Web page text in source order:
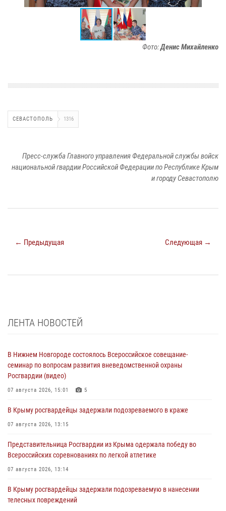
Фото:Денис Михайленко
СЕВАСТОПОЛЬ 1316
Пресс-служба Главного управления Федеральной службы войск
национальной гвардии Российской Федерации по Республике Крым
и городу Севастополю
← Предыдущая Следующая →
ЛЕНТА НОВОСТЕЙ
В Нижнем Новгороде состоялось Всероссийское совещание-
семинар по вопросам развития вневедомственной охраны
Росгвардии (видео)
07 августа 2026, 15:01 5
В Крыму росгвардейцы задержали подозреваемого в краже
07 августа 2026, 13:15
Представительница Росгвардии из Крыма одержала победу во
Всероссийских соревнованиях по легкой атлетике
07 августа 2026, 13:14
В Крыму росгвардейцы задержали подозреваемую в нанесении
телесных повреждений